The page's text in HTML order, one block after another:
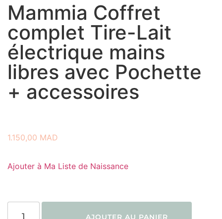
Mammia Coffret
complet Tire-Lait
électrique mains
libres avec Pochette
+ accessoires
1.150,00 MAD
Ajouter à Ma Liste de Naissance
AJOUTER AU PANIER